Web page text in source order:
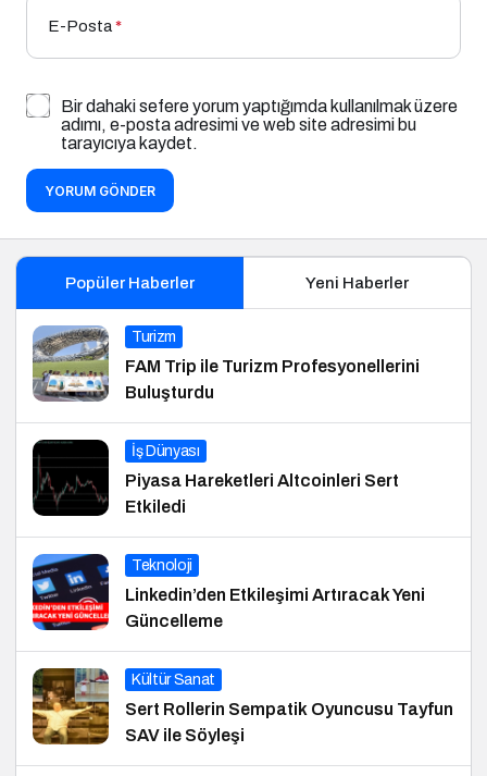
E-Posta*
Bir dahaki sefere yorum yaptığımda kullanılmak üzere
adımı, e-posta adresimi ve web site adresimi bu
tarayıcıya kaydet.
YORUM GÖNDER
Popüler Haberler Yeni Haberler
Turizm
FAM Trip ile Turizm Profesyonellerini
Buluşturdu
İş Dünyası
Piyasa Hareketleri Altcoinleri Sert
Etkiledi
Teknoloji
Linkedin’den Etkileşimi Artıracak Yeni
Güncelleme
Kültür Sanat
Sert Rollerin Sempatik Oyuncusu Tayfun
SAV ile Söyleşi